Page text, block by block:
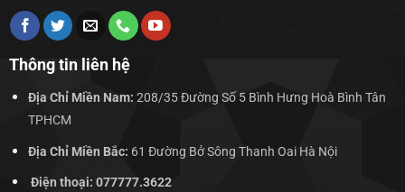
Thông tin liên hệ
Địa Chỉ Miền Nam: 208/35 Đường Số 5 Bình Hưng Hoà Bình Tân
TPHCM
Địa Chỉ Miền Bắc: 61 Đường Bở Sông Thanh Oai Hà Nội
Điện thoại: 077777.3622